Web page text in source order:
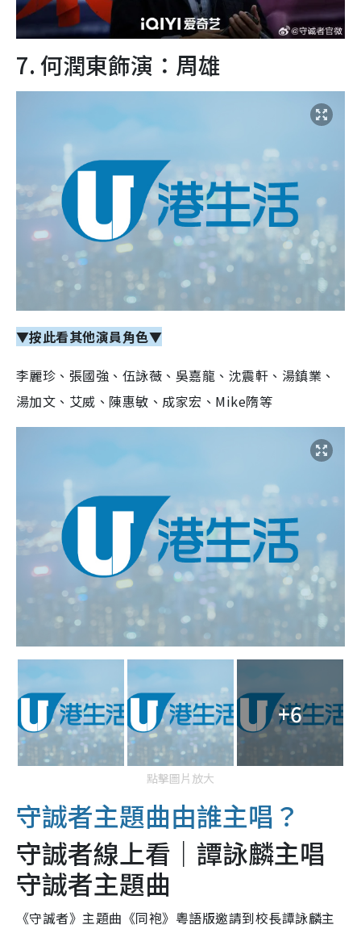
7. 何潤東飾演：周雄
▼按此看其他演員角色▼
李麗珍、張國強、伍詠薇、吳嘉龍、沈震軒、湯鎮業、
湯加文、艾威、陳惠敏、成家宏、Mike隋等
+6
點擊圖片放大
守誠者主題曲由誰主唱？
守誠者線上看｜譚詠麟主唱
守誠者主題曲
《守誠者》主題曲《同袍》粵語版邀請到校長譚詠麟主